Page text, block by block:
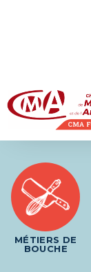
MÉTIERS DE
BOUCHE